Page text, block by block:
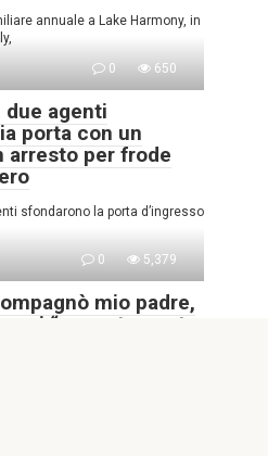
annuale a Lake Harmony, in
0 650
due agenti
porta con un
arresto per frode
sfondarono la porta d’ingresso
0 5,379
mio padre,
“appuntamento